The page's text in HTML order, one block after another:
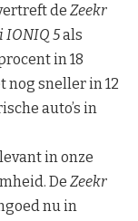
de Zeekr
IONIQ 5als
in 18
nog sneller in 12
auto’s in
in onze
De Zeekr
nu in